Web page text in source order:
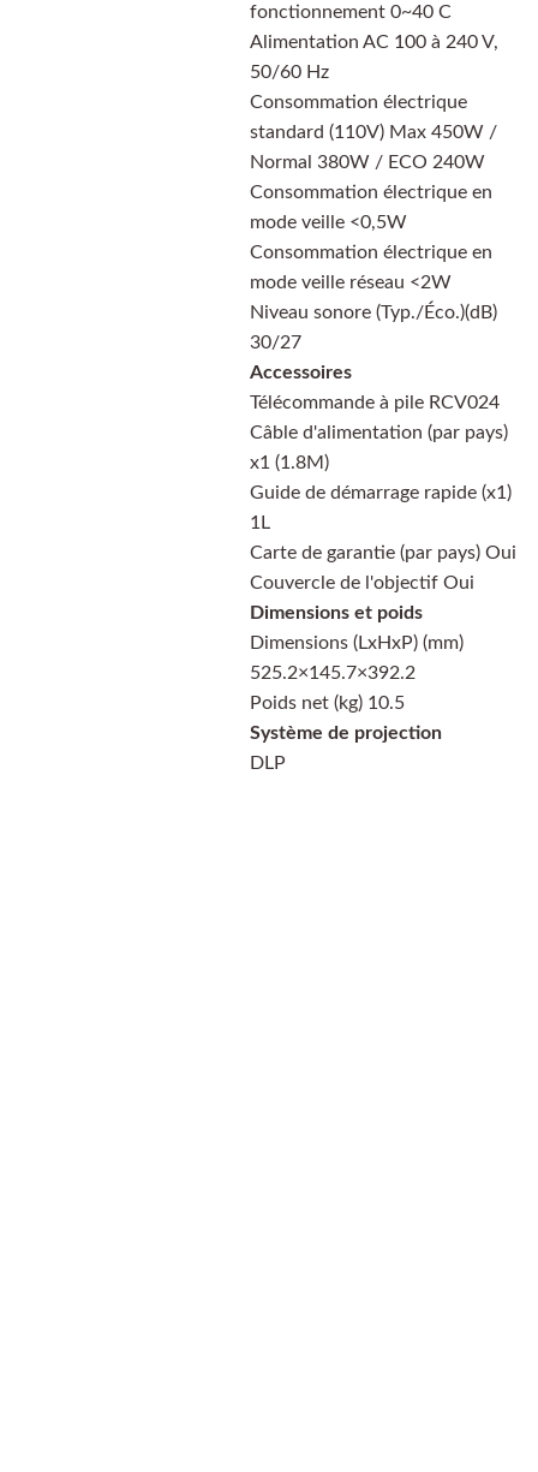
fonctionnement 0~40 C
Alimentation AC 100 à 240 V,
50/60 Hz
Consommation électrique
standard (110V) Max 450W /
Normal 380W / ECO 240W
Consommation électrique en
mode veille <0,5W
Consommation électrique en
mode veille réseau <2W
Niveau sonore (Typ./Éco.)(dB)
30/27
Accessoires
Télécommande à pile RCV024
Câble d'alimentation (par pays)
x1 (1.8M)
Guide de démarrage rapide (x1)
1L
Carte de garantie (par pays) Oui
Couvercle de l'objectif Oui
Dimensions et poids
Dimensions (LxHxP) (mm)
525.2×145.7×392.2
Poids net (kg) 10.5
Système de projection
DLP